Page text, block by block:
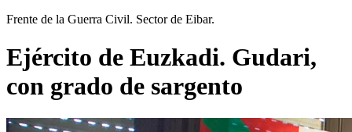
Frente de la Guerra Civil. Sector de Eibar.
Ejército de Euzkadi. Gudari,
con grado de sargento